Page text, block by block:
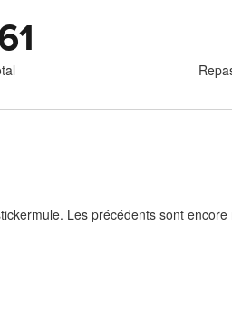
Les précédents sont